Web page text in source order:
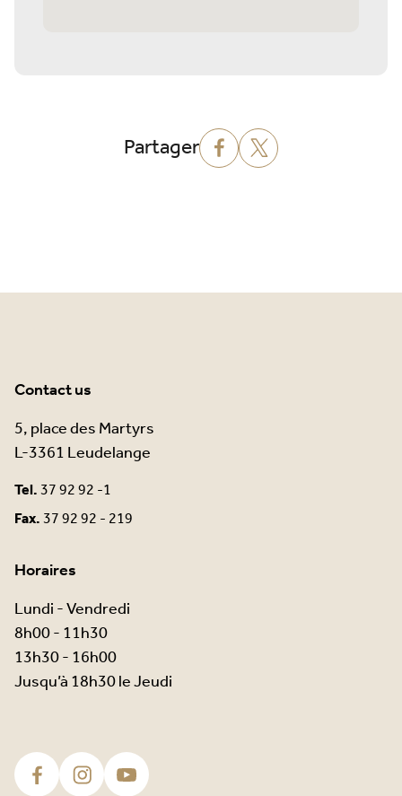
Partager
Contact us
5, place des Martyrs
L-3361 Leudelange
Tel.37 92 92 -1
Fax.37 92 92 - 219
Horaires
Lundi - Vendredi
8h00 - 11h30
13h30 - 16h00
Jusqu’à 18h30 le Jeudi